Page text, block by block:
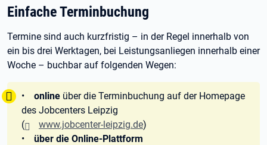
Einfache Terminbuchung
Termine sind auch kurzfristig – in der Regel innerhalb von
ein bis drei Werktagen, bei Leistungsanliegen innerhalb einer
Woche – buchbar auf folgenden Wegen:
Tipp:
• online über die Terminbuchung auf der Homepage
des Jobcenters Leipzig
(
www.jobcenter-leipzig.de)
• über die Online-Plattform